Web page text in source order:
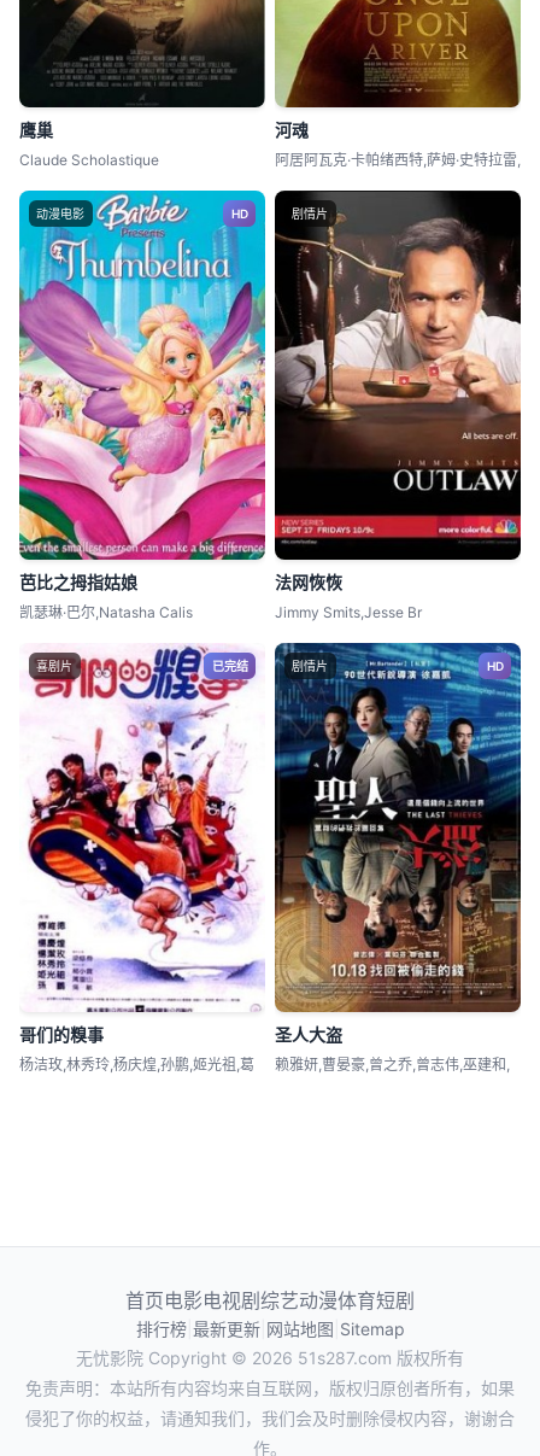
鹰巢
Claude Scholastique
河魂
阿居阿瓦克·卡帕绪西特,萨姆·史特拉雷,
动漫电影 HD
芭比之拇指姑娘
凯瑟琳·巴尔,Natasha Calis
剧情片
法网恢恢
Jimmy Smits,Jesse Br
喜剧片 已完结
哥们的糗事
杨洁玫,林秀玲,杨庆煌,孙鹏,姬光祖,葛
剧情片 HD
圣人大盗
赖雅妍,曹晏豪,曾之乔,曾志伟,巫建和,
首页电影电视剧 综艺动漫体育短剧
排行榜| 最新更新| 网站地图 Sitemap
无忧影院 Copyright © 2026 51s287.com 版权所有
免责声明：本站所有内容均来自互联网，版权归原创者所有，如果
侵犯了你的权益，请通知我们，我们会及时删除侵权内容，谢谢合
作。